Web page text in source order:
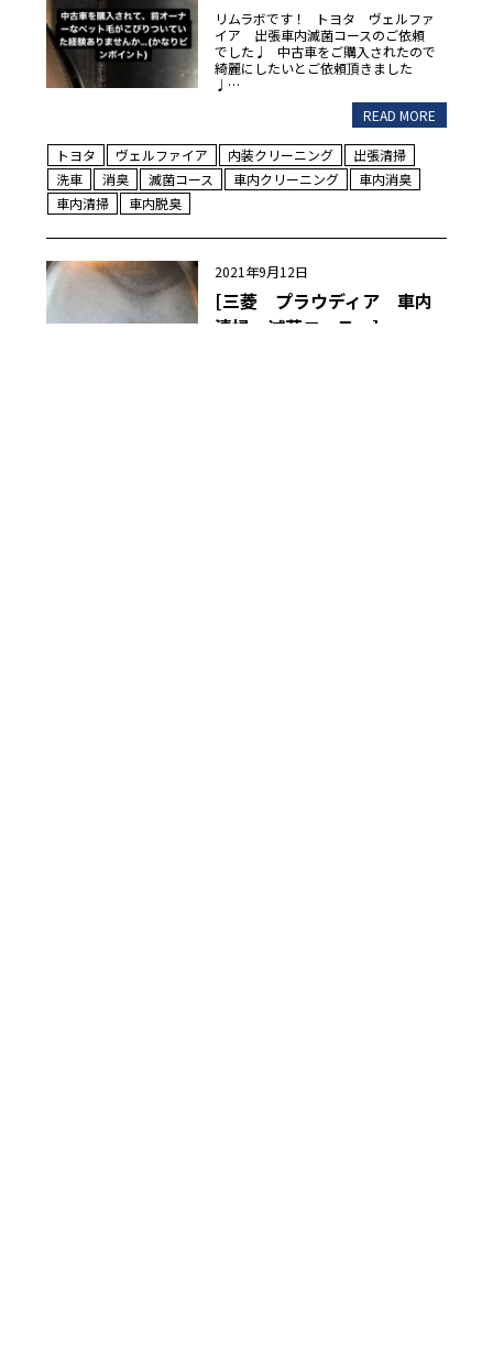
リムラボです！ トヨタ ヴェルファ
イア 出張車内滅菌コースのご依頼
でした♩ 中古車をご購入されたので
綺麗にしたいとご依頼頂きました
♩…
READ MORE
トヨタ ヴェルファイア 内装クリーニング
出張清掃
洗車
消臭 滅菌コース 車内クリーニング
車内消臭
車内清掃
車内脱臭
2021年9月12日
[三菱 プラウディア 車内
清掃 滅菌コース ]